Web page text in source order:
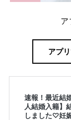
ア
アプ
速報！最近結
人結婚入籍】
しました♡妊